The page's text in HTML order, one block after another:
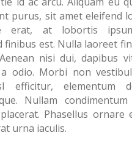
purus, sit amet eleifend
erat, at lobortis
finibus est. Nulla laoreet
nisi dui, dapibus
odio. Morbi non
efficitur, elementum
Nullam
Phasellus ornare
urna iaculis.